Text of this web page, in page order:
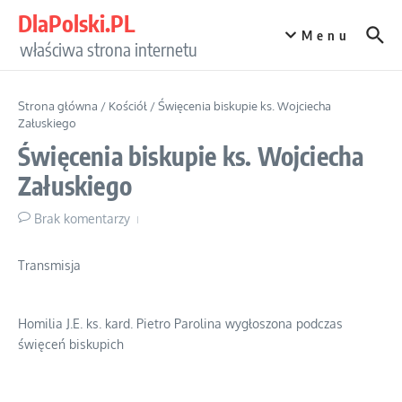
DlaPolski.PL
właściwa strona internetu
Menu
Strona główna / Kościół /Święcenia biskupie ks. Wojciecha
Załuskiego
Święcenia biskupie ks. Wojciecha
Załuskiego
Brak komentarzy
Transmisja
Homilia J.E. ks. kard. Pietro Parolina wygłoszona podczas
święceń biskupich